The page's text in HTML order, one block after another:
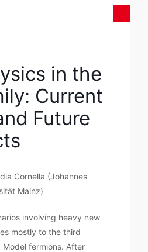
in the
Current
Future
Cornella (Johannes
Mainz)
involving heavy new
mostly to the third
fermions. After